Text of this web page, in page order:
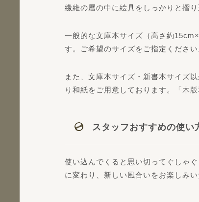
繊維の層の中に絵具をしっかりと摺
一般的な文庫本サイズ（高さ約
す。ご希望のサイズをご指定ください
また、文庫本サイズ・新書本サイズ
り和紙をご用意しております。「木
スタッフおすすめの使い
使い込んでくると思い切ってぐしゃ
に変わり、新しい風合いをお楽しみ